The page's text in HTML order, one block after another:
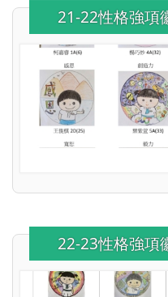
21-22性格強項
22-23性格強項